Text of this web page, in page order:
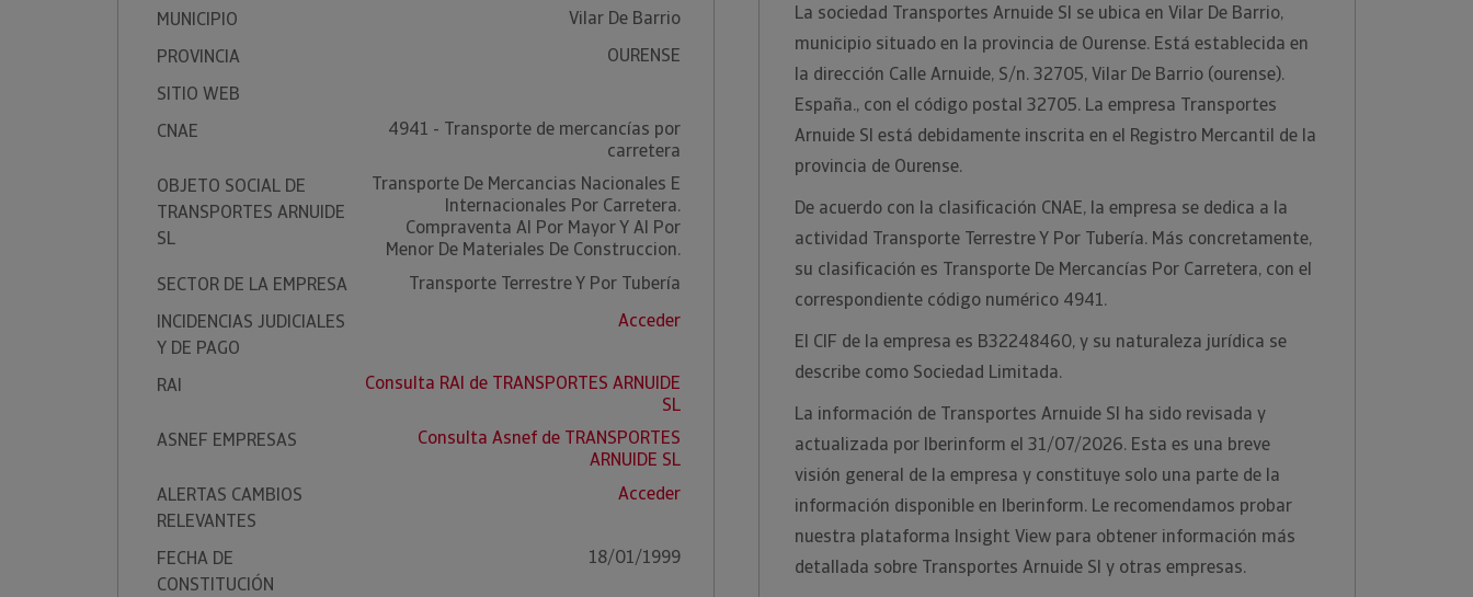
MUNICIPIO
Vilar De Barrio
PROVINCIA
OURENSE
SITIO WEB
CNAE
4941 - Transporte de mercancías por
carretera
OBJETO SOCIAL DE
TRANSPORTES ARNUIDE
SL
Transporte De Mercancias Nacionales E
Internacionales Por Carretera.
Compraventa Al Por Mayor Y Al Por
Menor De Materiales De Construccion.
SECTOR DE LA EMPRESA
Transporte Terrestre Y Por Tubería
INCIDENCIAS JUDICIALES
Y DE PAGO
Acceder
RAI
Consulta RAI de TRANSPORTES ARNUIDE
SL
ASNEF EMPRESAS
Consulta Asnef de TRANSPORTES
ARNUIDE SL
ALERTAS CAMBIOS
RELEVANTES
Acceder
FECHA DE
CONSTITUCIÓN
18/01/1999
La sociedad Transportes Arnuide Sl se ubica en Vilar De Barrio,
municipio situado en la provincia de Ourense. Está establecida en
la dirección Calle Arnuide, S/n. 32705, Vilar De Barrio (ourense).
España., con el código postal 32705. La empresa Transportes
Arnuide Sl está debidamente inscrita en el Registro Mercantil de la
provincia de Ourense.
De acuerdo con la clasificación CNAE, la empresa se dedica a la
actividad Transporte Terrestre Y Por Tubería. Más concretamente,
su clasificación es Transporte De Mercancías Por Carretera, con el
correspondiente código numérico 4941.
El CIF de la empresa es B32248460, y su naturaleza jurídica se
describe como Sociedad Limitada.
La información de Transportes Arnuide Sl ha sido revisada y
actualizada por Iberinform el 31/07/2026. Esta es una breve
visión general de la empresa y constituye solo una parte de la
información disponible en Iberinform. Le recomendamos probar
nuestra plataforma Insight View para obtener información más
detallada sobre Transportes Arnuide Sl y otras empresas.